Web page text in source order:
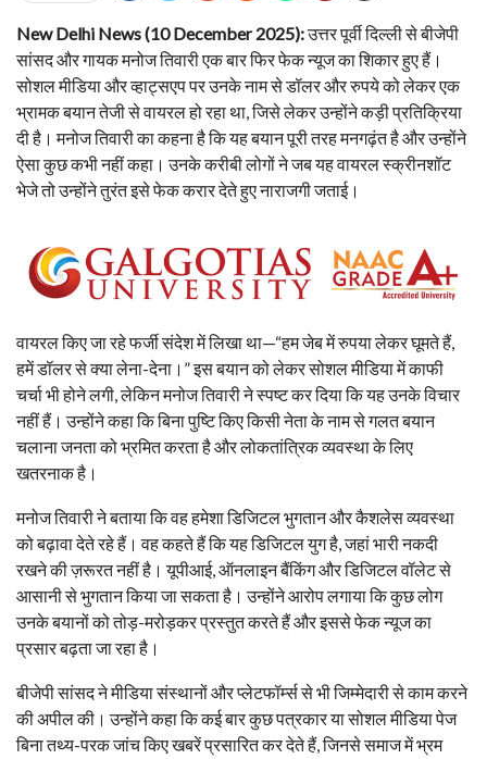
New Delhi News (10 December 2025):उत्तर पूर्वी दिल्ली से बीजेपी
सांसद और गायक मनोज तिवारी एक बार फिर फेक न्यूज का शिकार हुए हैं।
सोशल मीडिया और व्हाट्सएप पर उनके नाम से डॉलर और रुपये को लेकर एक
भ्रामक बयान तेजी से वायरल हो रहा था, जिसे लेकर उन्होंने कड़ी प्रतिक्रिया
दी है। मनोज तिवारी का कहना है कि यह बयान पूरी तरह मनगढ़ंत है और उन्होंने
ऐसा कुछ कभी नहीं कहा। उनके करीबी लोगों ने जब यह वायरल स्क्रीनशॉट
भेजे तो उन्होंने तुरंत इसे फेक करार देते हुए नाराजगी जताई।
वायरल किए जा रहे फर्जी संदेश में लिखा था—“हम जेब में रुपया लेकर घूमते हैं,
हमें डॉलर से क्या लेना-देना।” इस बयान को लेकर सोशल मीडिया में काफी
चर्चा भी होने लगी, लेकिन मनोज तिवारी ने स्पष्ट कर दिया कि यह उनके विचार
नहीं हैं। उन्होंने कहा कि बिना पुष्टि किए किसी नेता के नाम से गलत बयान
चलाना जनता को भ्रमित करता है और लोकतांत्रिक व्यवस्था के लिए
खतरनाक है।
मनोज तिवारी ने बताया कि वह हमेशा डिजिटल भुगतान और कैशलेस व्यवस्था
को बढ़ावा देते रहे हैं। वह कहते हैं कि यह डिजिटल युग है, जहां भारी नकदी
रखने की ज़रूरत नहीं है। यूपीआई, ऑनलाइन बैंकिंग और डिजिटल वॉलेट से
आसानी से भुगतान किया जा सकता है। उन्होंने आरोप लगाया कि कुछ लोग
उनके बयानों को तोड़-मरोड़कर प्रस्तुत करते हैं और इससे फेक न्यूज का
प्रसार बढ़ता जा रहा है।
बीजेपी सांसद ने मीडिया संस्थानों और प्लेटफॉर्म्स से भी जिम्मेदारी से काम करने
की अपील की। उन्होंने कहा कि कई बार कुछ पत्रकार या सोशल मीडिया पेज
बिना तथ्य-परक जांच किए खबरें प्रसारित कर देते हैं, जिनसे समाज में भ्रम